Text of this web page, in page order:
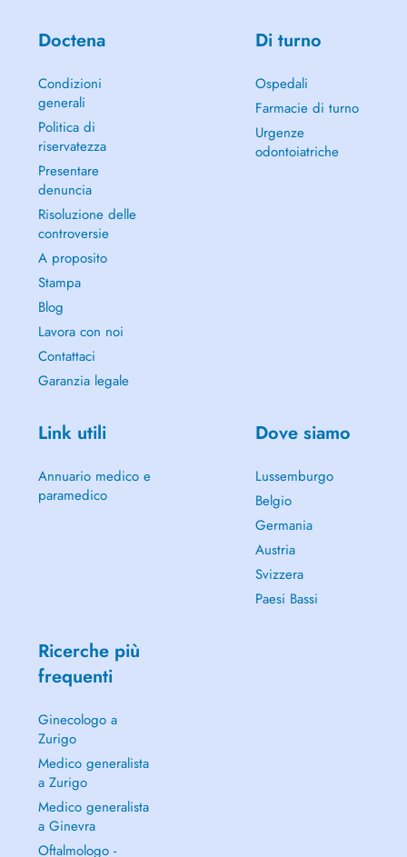
Doctena
Condizioni
generali
Politica di
riservatezza
Presentare
denuncia
Risoluzione delle
controversie
A proposito
Stampa
Blog
Lavora con noi
Contattaci
Garanzia legale
Di turno
Ospedali
Farmacie di turno
Urgenze
odontoiatriche
Link utili
Annuario medico e
paramedico
Dove siamo
Lussemburgo
Belgio
Germania
Austria
Svizzera
Paesi Bassi
Ricerche più
frequenti
Ginecologo a
Zurigo
Medico generalista
a Zurigo
Medico generalista
a Ginevra
Oftalmologo -